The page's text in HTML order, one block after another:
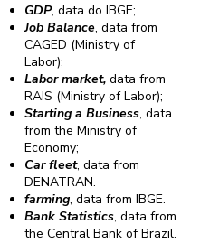
GDP, data do IBGE;
Job Balance, data from
CAGED (Ministry of
Labor);
Labor market,data from
RAIS (Ministry of Labor);
Starting a Business, data
from the Ministry of
Economy;
Car fleet, data from
DENATRAN.
farming, data from IBGE.
Bank Statistics, data from
the Central Bank of Brazil.